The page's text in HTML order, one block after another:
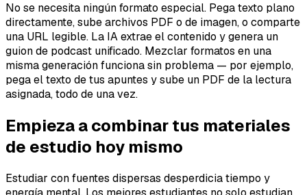
No se necesita ningún formato especial. Pega texto plano
directamente, sube archivos PDF o de imagen, o comparte
una URL legible. La IA extrae el contenido y genera un
guion de podcast unificado. Mezclar formatos en una
misma generación funciona sin problema — por ejemplo,
pega el texto de tus apuntes y sube un PDF de la lectura
asignada, todo de una vez.
Empieza a combinar tus materiales
de estudio hoy mismo
Estudiar con fuentes dispersas desperdicia tiempo y